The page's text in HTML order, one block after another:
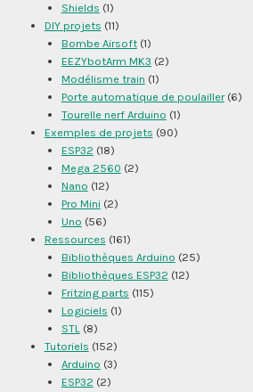
Shields (1)
DIY projets (11)
Bombe Airsoft(1)
EEZYbotArm MK3 (2)
Modélisme train (1)
Porte automatique de poulailler(6)
Tourelle nerf Arduino (1)
Exemples de projets (90)
ESP32 (18)
Mega 2560 (2)
Nano (12)
Pro Mini(2)
Uno (56)
Ressources (161)
Bibliothèques Arduino (25)
Bibliothèques ESP32 (12)
Fritzing parts (115)
Logiciels (1)
STL(8)
Tutoriels (152)
Arduino (3)
ESP32 (2)